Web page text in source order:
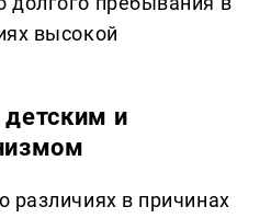
высокой
и
различиях в причинах